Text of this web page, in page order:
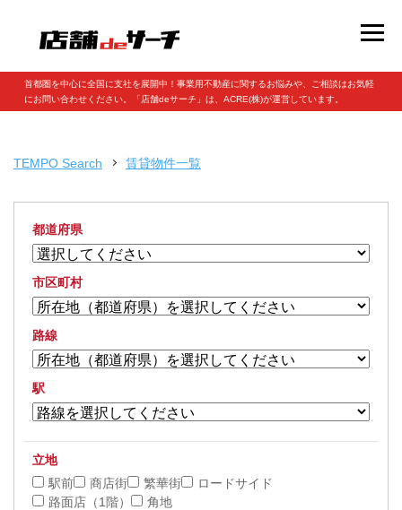
首都圏を中心に全国に支社を展開中！事業用不動産に関するお悩みや、ご相談はお気軽
にお問い合わせください。「店舗deサーチ」は、ACRE(株)が運営しています。
TEMPO Search 賃貸物件一覧
都道府県
市区町村
路線
駅
立地
駅前
商店街 繁華街
ロードサイド
路面店（1階）
角地